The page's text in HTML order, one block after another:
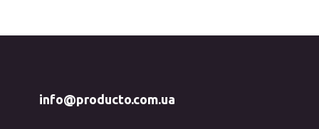
info@producto.com.ua